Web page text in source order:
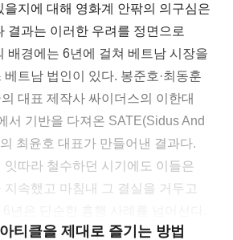
을지에 대해 영화계 안팎의 의구심은
결과는 이러한 우려를 정면으로
배경에는 6년에 걸쳐 베트남 시장을
트남 법인이 있다. 봉준호·최동훈
대표 제작사 싸이더스의 이한대
서 기반을 다져온 SATE(Sidus And
최윤호 대표가 만들어낸 결과다.
잇따라 철수하던 시기에도 이들은
지속했고 마침내 그 결실을 거두고
티클을 제대로 즐기는 방법